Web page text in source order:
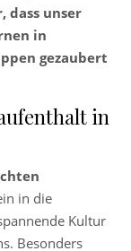
dass unser
in
gezaubert
in
in die
Kultur
Besonders